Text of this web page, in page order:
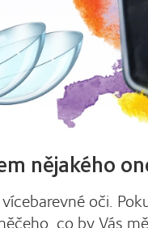
nějakého
oči.
co by Vás